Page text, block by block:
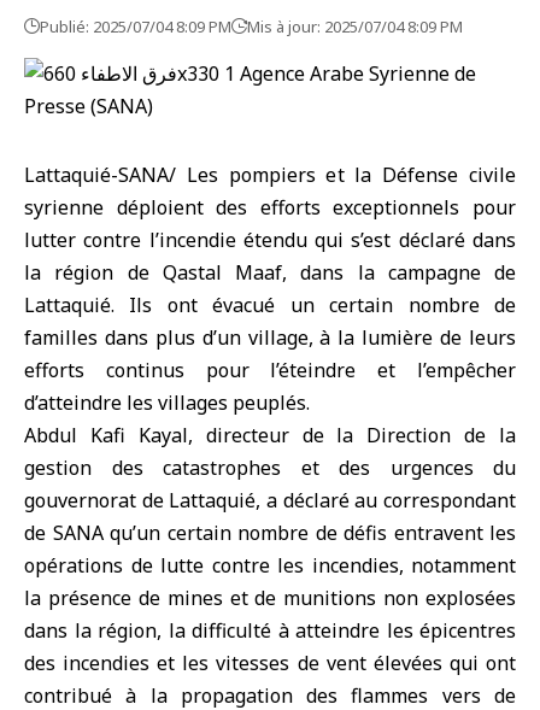
Publié: 2025/07/04 8:09 PM Mis à jour: 2025/07/04 8:09 PM
Lattaquié-SANA/ Les pompiers et la Défense civile
syrienne déploient des efforts exceptionnels pour
lutter contre l’incendie étendu qui s’est déclaré dans
la région de Qastal Maaf, dans la campagne de
Lattaquié. Ils ont évacué un certain nombre de
familles dans plus d’un village, à la lumière de leurs
efforts continus pour l’éteindre et l’empêcher
d’atteindre les villages peuplés.
Abdul Kafi Kayal, directeur de la Direction de la
gestion des catastrophes et des urgences du
gouvernorat de Lattaquié, a déclaré au correspondant
de SANA qu’un certain nombre de défis entravent les
opérations de lutte contre les incendies, notamment
la présence de mines et de munitions non explosées
dans la région, la difficulté à atteindre les épicentres
des incendies et les vitesses de vent élevées qui ont
contribué à la propagation des flammes vers de